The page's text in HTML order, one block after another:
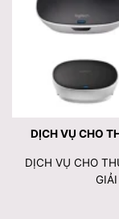
DỊCH VỤ CHO
DỊCH VỤ CHO